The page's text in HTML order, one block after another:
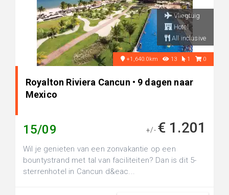
Vliegtuig
Hotel
All inclusive
+1,640.0km 13 1 0
Royalton Riviera Cancun • 9 dagen naar
Mexico
15/09 +/- € 1.201
Wil je genieten van een zonvakantie op een
bountystrand met tal van faciliteiten? Dan is dit 5-
sterrenhotel in Cancun d&eac...